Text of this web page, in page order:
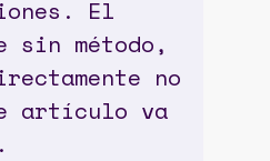
El
sin método,
no
artículo va